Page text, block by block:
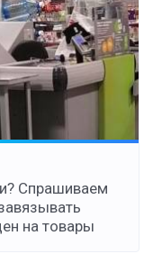
Спрашиваем
на товары